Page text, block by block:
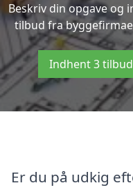
Beskriv din opgave og
tilbud fra
Indhent 3
Er du på udkig